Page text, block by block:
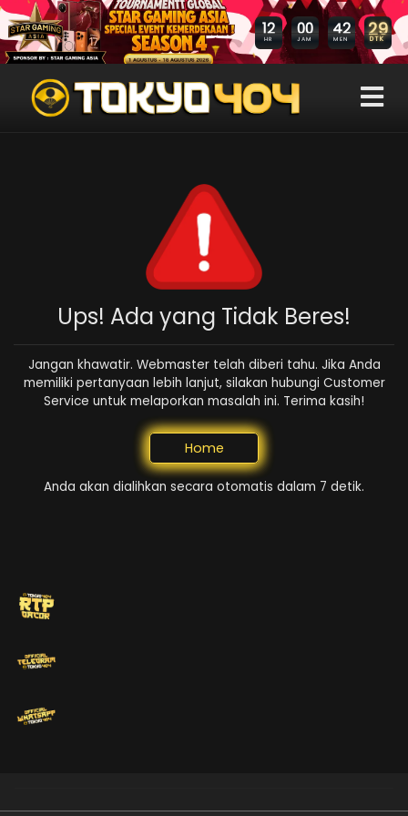
12
HR
00
JAM
42
MEN 29
DTK
Ups! Ada yang Tidak Beres!
Jangan khawatir. Webmaster telah diberi tahu. Jika Anda
memiliki pertanyaan lebih lanjut, silakan hubungi Customer
Service untuk melaporkan masalah ini. Terima kasih!
Home
Anda akan dialihkan secara otomatis dalam 7 detik.